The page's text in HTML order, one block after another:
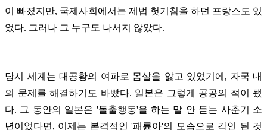
이 빠졌지만, 국제사회에서는 제법 헛기침을 하던 프랑스도 있
었다. 그러나 그 누구도 나서지 않았다.
당시 세계는 대공황의 여파로 몸살을 앓고 있었기에, 자국 내
의 문제를 해결하기도 바빴다. 일본은 그렇게 공공의 적이 됐
다. 그 동안의 일본은 '돌출행동'을 하는 말 안 듣는 사춘기 소
년이었다면, 이제는 본격적인 '패륜아'의 모습으로 각인 된 것